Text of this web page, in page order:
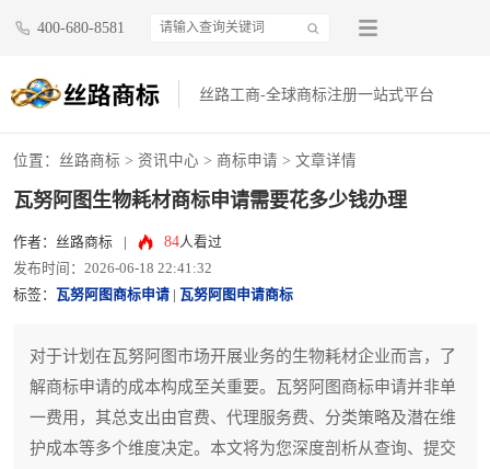
400-680-8581
丝路工商-全球商标注册一站式平台
位置： 丝路商标 > 资讯中心 > 商标申请 > 文章详情
瓦努阿图生物耗材商标申请需要花多少钱办理
作者：丝路商标 84人看过
发布时间：2026-06-18 22:41:32
标签：
瓦努阿图商标申请 瓦努阿图申请商标
对于计划在瓦努阿图市场开展业务的生物耗材企业而言，了
解商标申请的成本构成至关重要。瓦努阿图商标申请并非单
一费用，其总支出由官费、代理服务费、分类策略及潜在维
护成本等多个维度决定。本文将为您深度剖析从查询、提交